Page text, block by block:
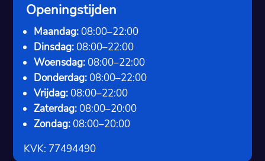
Openingstijden
Maandag: 08:00–22:00
Dinsdag: 08:00–22:00
Woensdag: 08:00–22:00
Donderdag: 08:00–22:00
Vrijdag: 08:00–22:00
Zaterdag: 08:00–20:00
Zondag: 08:00–20:00
KVK: 77494490